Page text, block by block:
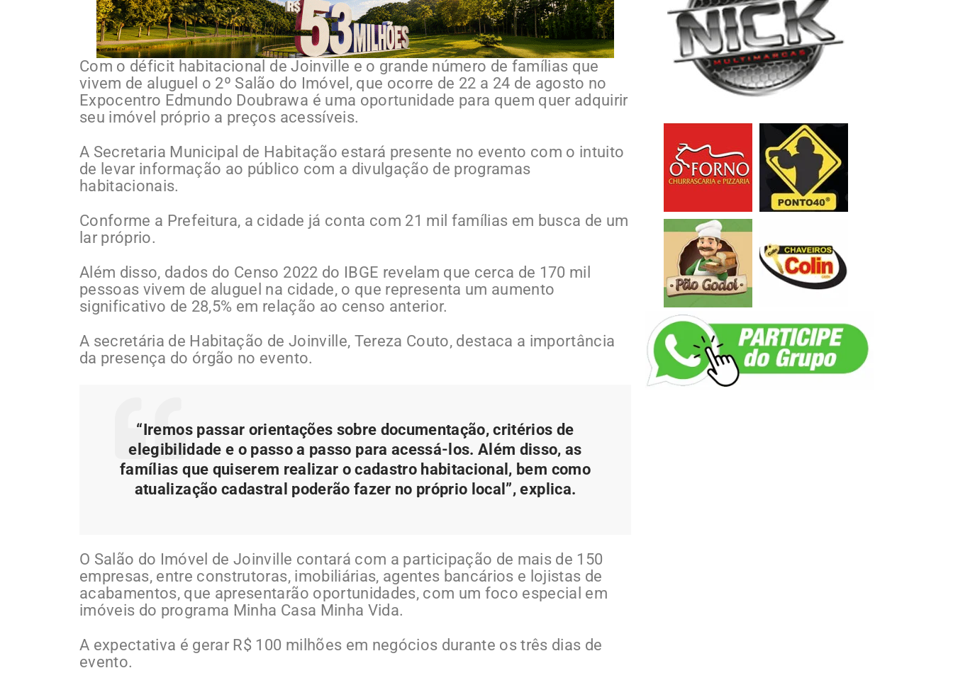
Com o déficit habitacional de Joinville e o grande número de famílias que
vivem de aluguel o 2º Salão do Imóvel, que ocorre de 22 a 24 de agosto no
Expocentro Edmundo Doubrawa é uma oportunidade para quem quer adquirir
seu imóvel próprio a preços acessíveis.
A Secretaria Municipal de Habitação estará presente no evento com o intuito
de levar informação ao público com a divulgação de programas
habitacionais.
Conforme a Prefeitura, a cidade já conta com 21 mil famílias em busca de um
lar próprio.
Além disso, dados do Censo 2022 do IBGE revelam que cerca de 170 mil
pessoas vivem de aluguel na cidade, o que representa um aumento
significativo de 28,5% em relação ao censo anterior.
A secretária de Habitação de Joinville, Tereza Couto, destaca a importância
da presença do órgão no evento.
“Iremos passar orientações sobre documentação, critérios de
elegibilidade e o passo a passo para acessá-los. Além disso, as
famílias que quiserem realizar o cadastro habitacional, bem como
atualização cadastral poderão fazer no próprio local”, explica.
O Salão do Imóvel de Joinville contará com a participação de mais de 150
empresas, entre construtoras, imobiliárias, agentes bancários e lojistas de
acabamentos, que apresentarão oportunidades, com um foco especial em
imóveis do programa Minha Casa Minha Vida.
A expectativa é gerar R$ 100 milhões em negócios durante os três dias de
evento.